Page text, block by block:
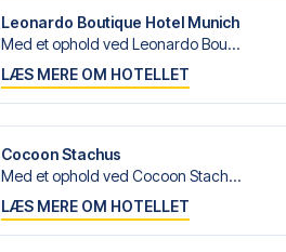
Leonardo Boutique Hotel Munich
Med et ophold ved Leonardo Bou...
LÆS MERE OM HOTELLET
Cocoon Stachus
Med et ophold ved Cocoon Stach...
LÆS MERE OM HOTELLET